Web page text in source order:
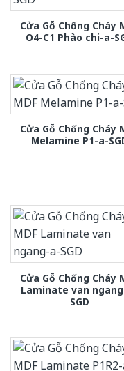
Cửa Gỗ Chống Cháy
O4-C1 Phào chi-a-
Cửa Gỗ Chống Cháy
Melamine P1-a-
Cửa Gỗ Chống Cháy
Laminate van
SGD